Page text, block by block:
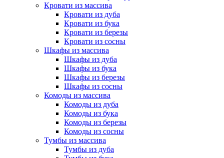
Кровати из массива
Кровати из дуба
Кровати из бука
Кровати из березы
Кровати из сосны
Шкафы из массива
Шкафы из дуба
Шкафы из бука
Шкафы из березы
Шкафы из сосны
Комоды из массива
Комоды из дуба
Комоды из бука
Комоды из березы
Комоды из сосны
Тумбы из массива
Тумбы из дуба